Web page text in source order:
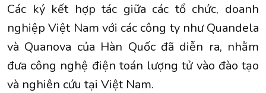
Các ký kết hợp tác giữa các tổ chức, doanh
nghiệp Việt Nam với các công ty như Quandela
và Quanova của Hàn Quốc đã diễn ra, nhằm
đưa công nghệ điện toán lượng tử vào đào tạo
và nghiên cứu tại Việt Nam.